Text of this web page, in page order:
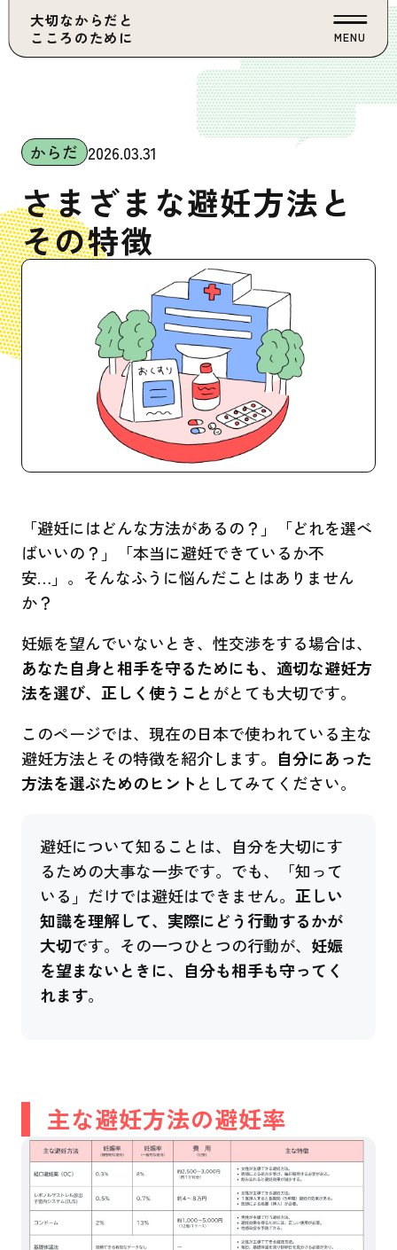
大切なからだと
こころのために
MENU
からだ 2026.03.31
さまざまな避妊方法と
その特徴
「避妊にはどんな方法があるの？」「どれを選べ
ばいいの？」「本当に避妊できているか不
安…」。そんなふうに悩んだことはありません
か？
妊娠を望んでいないとき、性交渉をする場合は、
あなた自身と相手を守るためにも、適切な避妊方
法を選び、正しく使うこと がとても大切です。
このページでは、現在の日本で使われている主な
避妊方法とその特徴を紹介します。 自分にあった
方法を選ぶためのヒントとしてみてください。
避妊について知ることは、自分を大切にす
るための大事な一歩です。でも、「知って
いる」だけでは避妊はできません。正しい
知識を理解して、実際にどう行動するかが
大切です。その一つひとつの行動が、 妊娠
を望まないときに、自分も相手も守ってく
れます。
主な避妊方法の避妊率